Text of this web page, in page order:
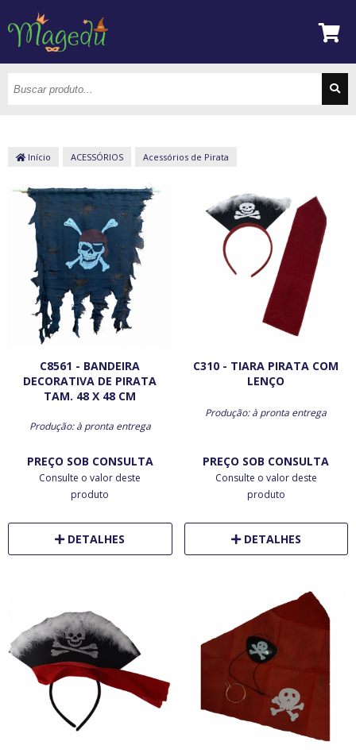
Início ACESSÓRIOS Acessórios de Pirata
C8561 - BANDEIRA
DECORATIVA DE PIRATA
TAM. 48 X 48 CM
Produção: à pronta entrega
PREÇO SOB CONSULTA
Consulte o valor deste
produto
DETALHES
C310 - TIARA PIRATA COM
LENÇO
Produção: à pronta entrega
PREÇO SOB CONSULTA
Consulte o valor deste
produto
DETALHES